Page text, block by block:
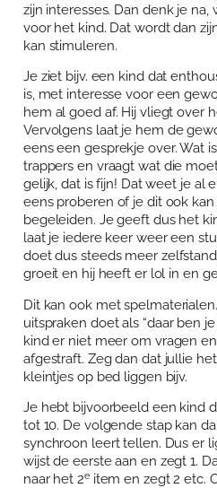
zijn interesses. Dan denk je
voor het kind. Dat wordt dan
kan stimuleren.
Je ziet bijv. een kind dat
is, met interesse voor een
hem al goed af. Hij vliegt over
Vervolgens laat je hem de
eens een gesprekje over. Wat
trappers en vraagt wat die
gelijk, dat is fijn! Dat weet je al
eens proberen of je dit ook
begeleiden. Je geeft dus het
laat je iedere keer weer een
doet dus steeds meer
groeit en hij heeft er lol in en
Dit kan ook met
uitspraken doet als “daar ben
kind er niet meer om vragen
afgestraft. Zeg dan dat jullie
kleintjes op bed liggen bijv.
Je hebt bijvoorbeeld een kind
tot 10. De volgende stap kan
synchroon leert tellen. Dus er
wijst de eerste aan en zegt 1.
naar het 2eitem en zegt 2 etc.